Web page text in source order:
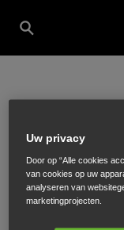
RS
Weerpad 2,Zaandam,
Uw privacy
Door op “Alle cookies
van cookies op uw
analyseren van
marketingprojecten.